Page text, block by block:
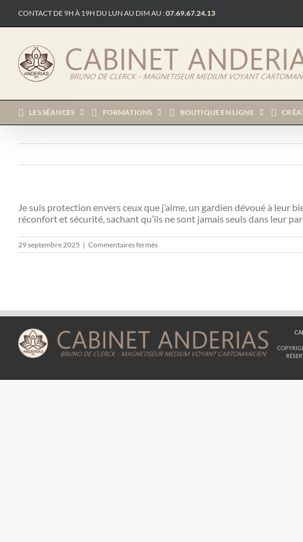
contenu
CONTACT DE 9H À 19H DU LUN AU DIM AU :07.69.67.24.13
LES SÉANCES FORMATIONS BOUTIQUE EN LIGNE
Je suis protection envers ceux que j’aime, un gardien dévoué à
réconfort et sécurité, sachant qu’ils ne sont jamais seuls dans leur
29 septembre 2025 | Commentaires ferméssur
Messages